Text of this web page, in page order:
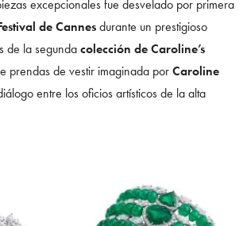
excepcionales fue desvelado por primera
de Cannesdurante un prestigioso
de la segundacolección de Caroline’s
prendas de vestir imaginada porCaroline
entre los oficios artísticos de la alta